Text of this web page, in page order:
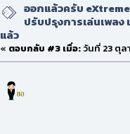
ออกแล้วครับ
ปรับปรุงการเล่นเพลง
แล้ว
« ตอบกลับ #3 เมื่อ: วันที่ 23 ตุล